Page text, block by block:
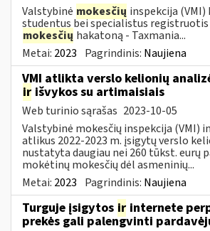
Valstybinė mokesčių inspekcija (VMI)
studentus bei specialistus
mokesčių hakatoną - Taxmania...
Metai: 2023 Pagrindinis: Naujiena
VMI atlikta verslo kelionių
ir išvykos su artimaisiais
Web turinio sąrašas 2023-10-05
Valstybinė mokesčių inspekcija (VMI)
atlikus 2022-2023 m. įsigytų verslo
nustatyta daugiau nei 260 tūkst. eurų
mokėtinų mokesčių dėl asmeninių...
Metai: 2023 Pagrindinis: Naujiena
Turguje įsigytos ir internete
prekės gali palengvinti